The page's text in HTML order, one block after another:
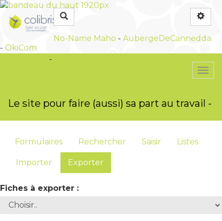
No-Name Maho - AubergeDeCannedda
- OkiCom
Le site pour faire (aussi) sa part au travail -
-
Formulaires Rechercher Saisir Listes
Importer Exporter
Fiches à exporter :